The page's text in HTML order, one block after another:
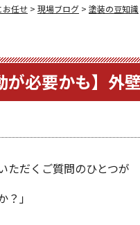
お任せ > 現場ブログ > 塗装の豆知識
が必要かも】外
ただくご質問のひとつが
」